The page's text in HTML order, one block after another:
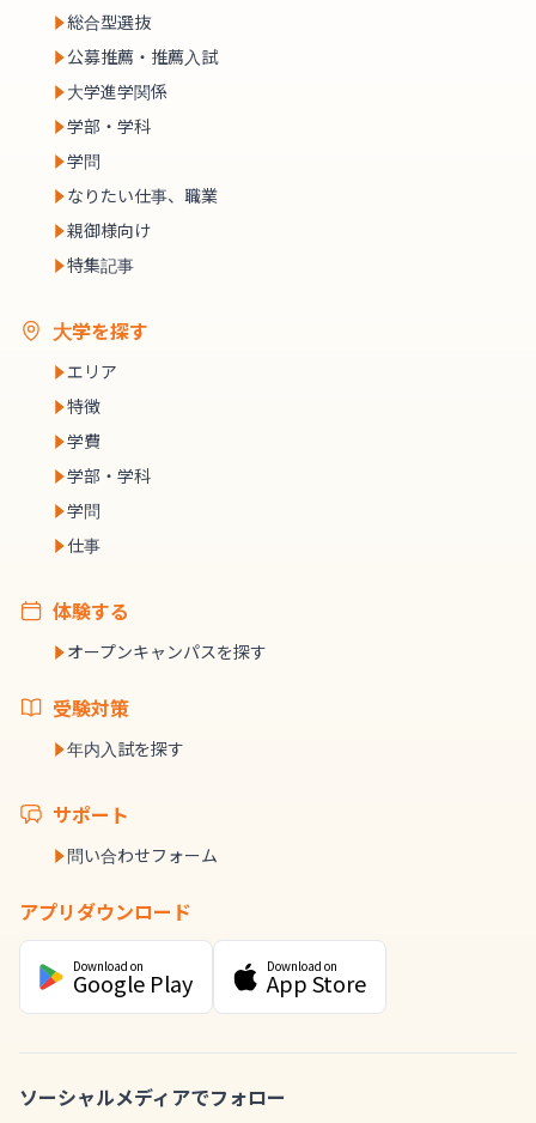
総合型選抜
公募推薦・推薦入試
大学進学関係
学部・学科
学問
なりたい仕事、職業
親御様向け
特集記事
大学を探す
エリア
特徴
学費
学部・学科
学問
仕事
体験する
オープンキャンパスを探す
受験対策
年内入試を探す
サポート
問い合わせフォーム
アプリダウンロード
Download on
Google Play
Download on
App Store
ソーシャルメディアでフォロー